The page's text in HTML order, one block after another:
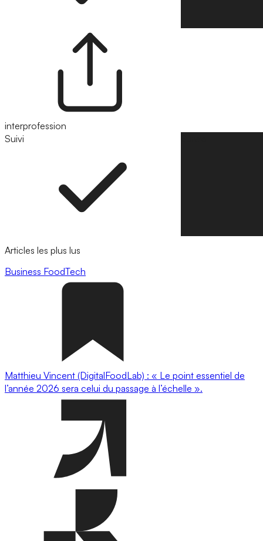
interprofession
Suivi
Articles les plus lus
Business FoodTech
Matthieu Vincent (DigitalFoodLab) : « Le point essentiel de
l’année 2026 sera celui du passage à l’échelle ».